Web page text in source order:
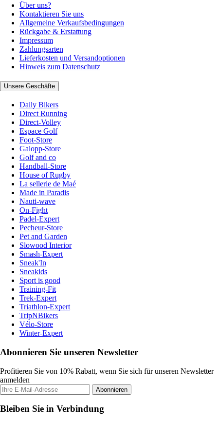
Über uns?
Kontaktieren Sie uns
Allgemeine Verkaufsbedingungen
Rückgabe & Erstattung
Impressum
Zahlungsarten
Lieferkosten und Versandoptionen
Hinweis zum Datenschutz
Unsere Geschäfte
Daily Bikers
Direct Running
Direct-Volley
Espace Golf
Foot-Store
Galopp-Store
Golf and co
Handball-Store
House of Rugby
La sellerie de Maé
Made in Paradis
Nauti-wave
On-Fight
Padel-Expert
Pecheur-Store
Pet and Garden
Slowood Interior
Smash-Expert
Sneak'In
Sneakids
Sport is good
Training-Fit
Trek-Expert
Triathlon-Expert
TripNBikers
Vélo-Store
Winter-Expert
Abonnieren Sie unseren Newsletter
Profitieren Sie von 10% Rabatt, wenn Sie sich für unseren Newsletter
anmelden
Abonnieren
Bleiben Sie in Verbindung